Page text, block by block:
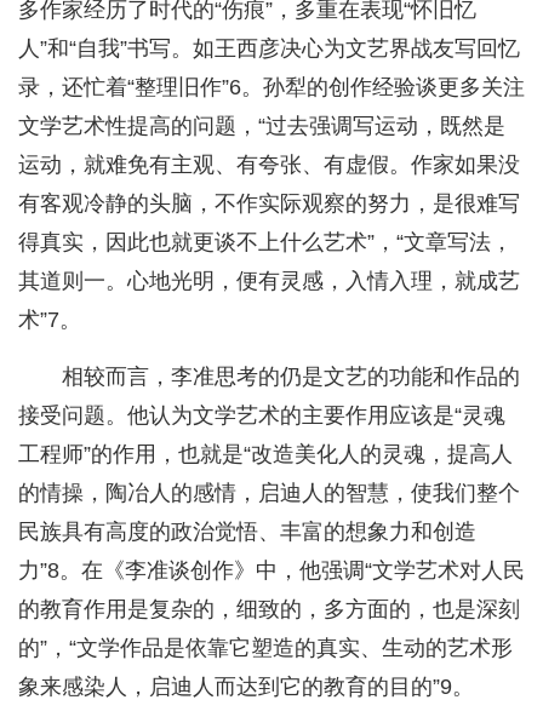
多作家经历了时代的“伤痕”，多重在表现“怀旧忆
人”和“自我”书写。如王西彦决心为文艺界战友写回忆
录，还忙着“整理旧作”6。孙犁的创作经验谈更多关注
文学艺术性提高的问题，“过去强调写运动，既然是
运动，就难免有主观、有夸张、有虚假。作家如果没
有客观冷静的头脑，不作实际观察的努力，是很难写
得真实，因此也就更谈不上什么艺术”，“文章写法，
其道则一。心地光明，便有灵感，入情入理，就成艺
术”7。
相较而言，李准思考的仍是文艺的功能和作品的
接受问题。他认为文学艺术的主要作用应该是“灵魂
工程师”的作用，也就是“改造美化人的灵魂，提高人
的情操，陶冶人的感情，启迪人的智慧，使我们整个
民族具有高度的政治觉悟、丰富的想象力和创造
力”8。在《李准谈创作》中，他强调“文学艺术对人民
的教育作用是复杂的，细致的，多方面的，也是深刻
的”，“文学作品是依靠它塑造的真实、生动的艺术形
象来感染人，启迪人而达到它的教育的目的”9。